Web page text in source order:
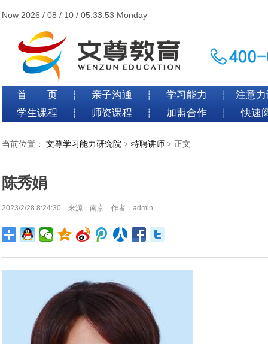
Now 2026 / 08 / 10 / 05:33:54 Monday
首 页 ┊ 亲子沟通 ┊ 学习能力 ┊
注意
学生课程
┊ 师资课程 ┊ 加盟合作 ┊ 快速
当前位置： 文尊学习能力研究院 > 特聘讲师 > 正文
陈秀娟
2023/2/28 8:24:30 来源：南京 作者：admin